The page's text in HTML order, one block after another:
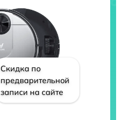
Скидка по
предварительной
записи на сайте